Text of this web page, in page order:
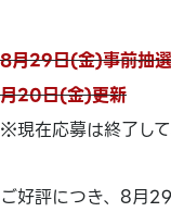
8月29日(金)事前抽
月20日(金)更新
※現在応募は終了して
ご好評につき、8月